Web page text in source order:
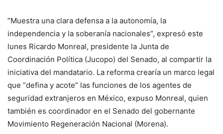
”Muestra una clara defensa a la autonomía, la
independencia y la soberanía nacionales”, expresó este
lunes Ricardo Monreal, presidente la Junta de
Coordinación Política (Jucopo) del Senado, al compartir la
iniciativa del mandatario. La reforma crearía un marco legal
que “defina y acote” las funciones de los agentes de
seguridad extranjeros en México, expuso Monreal, quien
también es coordinador en el Senado del gobernante
Movimiento Regeneración Nacional (Morena).